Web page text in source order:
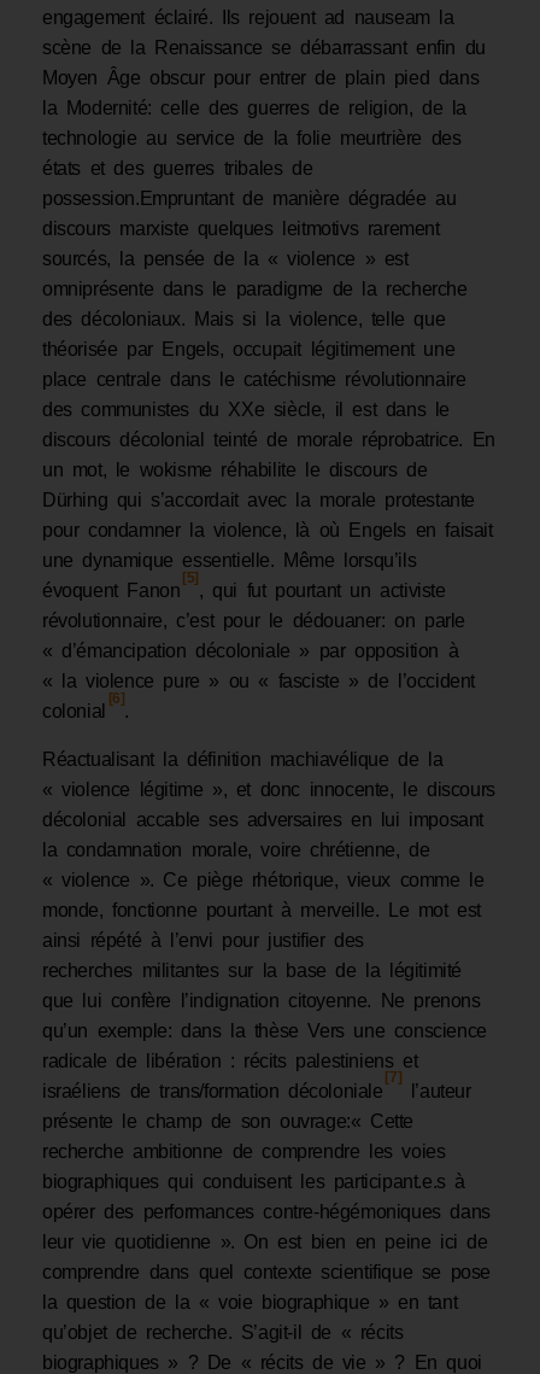
engagement éclairé. Ils rejouent ad nauseam la
scène de la Renaissance se débarrassant enfin du
Moyen Âge obscur pour entrer de plain pied dans
la Modernité: celle des guerres de religion, de la
technologie au service de la folie meurtrière des
états et des guerres tribales de
possession.Empruntant de manière dégradée au
discours marxiste quelques leitmotivs rarement
sourcés, la pensée de la « violence » est
omniprésente dans le paradigme de la recherche
des décoloniaux. Mais si la violence, telle que
théorisée par Engels, occupait légitimement une
place centrale dans le catéchisme révolutionnaire
des communistes du XXe siècle, il est dans le
discours décolonial teinté de morale réprobatrice. En
un mot, le wokisme réhabilite le discours de
Dürhing qui s’accordait avec la morale protestante
pour condamner la violence, là où Engels en faisait
une dynamique essentielle. Même lorsqu’ils
évoquent Fanon
[5]
, qui fut pourtant un activiste
révolutionnaire, c’est pour le dédouaner: on parle
« d’émancipation décoloniale » par opposition à
« la violence pure » ou « fasciste » de l’occident
colonial
[6]
.
Réactualisant la définition machiavélique de la
« violence légitime », et donc innocente, le discours
décolonial accable ses adversaires en lui imposant
la condamnation morale, voire chrétienne, de
« violence ». Ce piège rhétorique, vieux comme le
monde, fonctionne pourtant à merveille. Le mot est
ainsi répété à l’envi pour justifier des
recherches militantes sur la base de la légitimité
que lui confère l’indignation citoyenne. Ne prenons
qu’un exemple: dans la thèse Vers une conscience
radicale de libération : récits palestiniens et
israéliens de trans/formation décoloniale
[7]
l’auteur
présente le champ de son ouvrage:« Cette
recherche ambitionne de comprendre les voies
biographiques qui conduisent les participant.e.s à
opérer des performances contre-hégémoniques dans
leur vie quotidienne ». On est bien en peine ici de
comprendre dans quel contexte scientifique se pose
la question de la « voie biographique » en tant
qu’objet de recherche. S’agit-il de « récits
biographiques » ? De « récits de vie » ? En quoi